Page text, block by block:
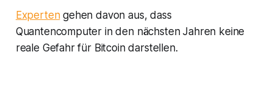
Expertengehen davon aus, dass
Quantencomputer in den nächsten Jahren keine
reale Gefahr für Bitcoin darstellen.